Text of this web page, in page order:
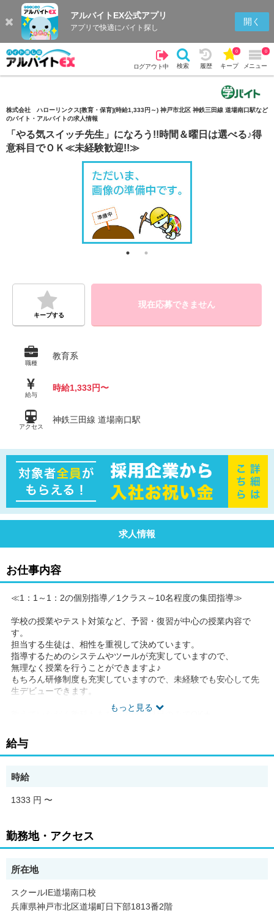
アルバイトEX公式アプリ
アプリで快適にバイト探し
開く
ログアウト中 検索 履歴 キープ
0
メニュー
0
検索 履歴
株式会社 ハローリンクス[教育・保育](時給1,333円～) 神戸市北区 神鉄三田線 道場南口駅など
のバイト・アルバイトの求人情報
「やる気スイッチ先生」になろう!!時間＆曜日は選べる♪得
意科目でＯＫ≪未経験歓迎!!≫
キープする
現在応募できません
職種
教育系
給与
時給1,333円〜
アクセス
神鉄三田線 道場南口駅
求人情報
お仕事内容
もっと見る
≪1：1～1：2の個別指導／1クラス～10名程度の集団指導≫
学校の授業やテスト対策など、予習・復習が中心の授業内容で
す。
担当する生徒は、相性を重視して決めています。
指導するためのシステムやツールが充実していますので、
無理なく授業を行うことができますよ♪
もちろん研修制度も充実していますので、未経験でも安心して先
生デビューできます。
教えていただく教科もあなたの得意科目のみでOK★
せっかく覚えた知識を後輩たちに伝授してあげましょう♪
「本当は試験前に先生からもっと励ましてもらいたかった」など
など・・・
あなたが感じたことをぜひ生徒へ伝えてあげてください!!
【服装について】
☆他塾との掛け持ち勤務はできませんので予めご了承ください。
※家庭教師は大丈夫です。
給与
時給
1333 円 〜
勤務地・アクセス
所在地
スクールIE道場南口校
兵庫県神戸市北区道場町日下部1813番2階